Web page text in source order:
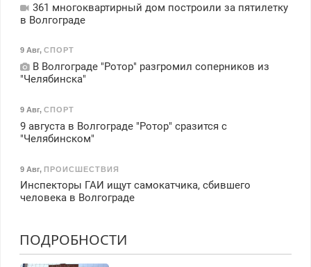
361 многоквартирный дом построили за пятилетку
в Волгограде
9 Авг, СПОРТ
В Волгограде "Ротор" разгромил соперников из
"Челябинска"
9 Авг, СПОРТ
9 августа в Волгограде "Ротор" сразится с
"Челябинском"
9 Авг, ПРОИСШЕСТВИЯ
Инспекторы ГАИ ищут самокатчика, сбившего
человека в Волгограде
ПОДРОБНОСТИ